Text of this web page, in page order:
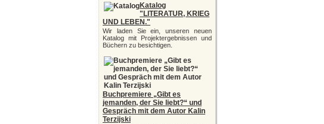
Katalog
"LITERATUR, KRIEG
UND LEBEN."
Wir laden Sie ein, unseren neuen
Katalog mit Projektergebnissen und
Büchern zu besichtigen.
Buchpremiere „Gibt es
jemanden, der Sie liebt?“ und
Gespräch mit dem Autor Kalin
Terzijski